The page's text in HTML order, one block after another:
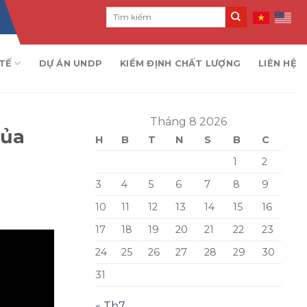
DỰ ÁN UNDP KIỂM ĐỊNH CHẤT LƯỢNG LIÊN HỆ
Tháng 8 2026
H B T N S B
C
1
2
3
4 5 6 7 8
9
10
11 12 13 14 15
16
17
18 19 20 21 22
23
24
25 26 27 28 29
30
31